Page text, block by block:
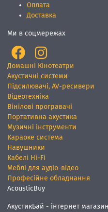
Оплата
Доставка
Ми в соцмережах
Домашні Кінотеатри
Акустичні системи
Підсилювачі, AV-ресивери
Відеотехніка
Вінілові програвачі
Портативна акустика
Музичні інструменти
Караоке система
Навушники
Кабелі Hi-Fi
Меблі для аудіо-відео
Професійне обладнання
AcousticBuy
АкустикБай - інтернет